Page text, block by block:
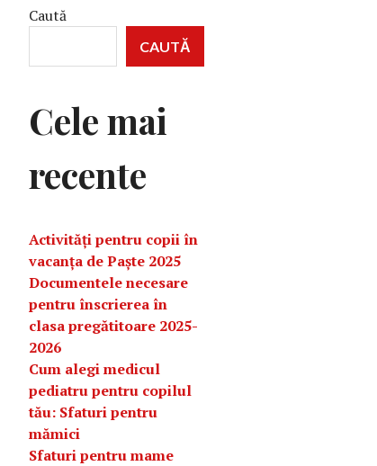
Caută
CAUTĂ
Cele mai
recente
Activități pentru copii în
vacanța de Paște 2025
Documentele necesare
pentru înscrierea în
clasa pregătitoare 2025-
2026
Cum alegi medicul
pediatru pentru copilul
tău: Sfaturi pentru
mămici
Sfaturi pentru mame